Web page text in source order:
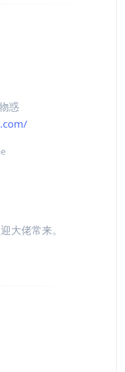
惑
大佬常来。